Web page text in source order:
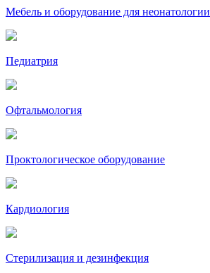
Мебель и оборудование для неонатологии
Педиатрия
Офтальмология
Проктологическое оборудование
Кардиология
Стерилизация и дезинфекция